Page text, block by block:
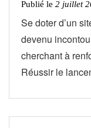
Publié le 2 juillet
Se doter d’un
devenu
cherchant à
Réussir le